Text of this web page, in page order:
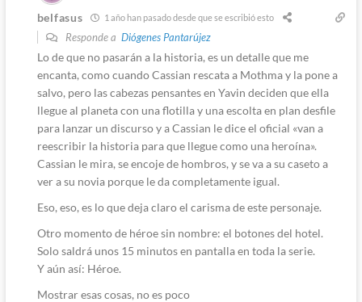
belfasus 1 año han pasado desde que se escribió esto
Responde a Diógenes Pantarújez
Lo de que no pasarán a la historia, es un detalle que me
encanta, como cuando Cassian rescata a Mothma y la pone a
salvo, pero las cabezas pensantes en Yavin deciden que ella
llegue al planeta con una flotilla y una escolta en plan desfile
para lanzar un discurso y a Cassian le dice el oficial «van a
reescribir la historia para que llegue como una heroína».
Cassian le mira, se encoje de hombros, y se va a su caseto a
ver a su novia porque le da completamente igual.
Eso, eso, es lo que deja claro el carisma de este personaje.
Otro momento de héroe sin nombre: el botones del hotel.
Solo saldrá unos 15 minutos en pantalla en toda la serie.
Y aún así: Héroe.
Mostrar esas cosas, no es poco